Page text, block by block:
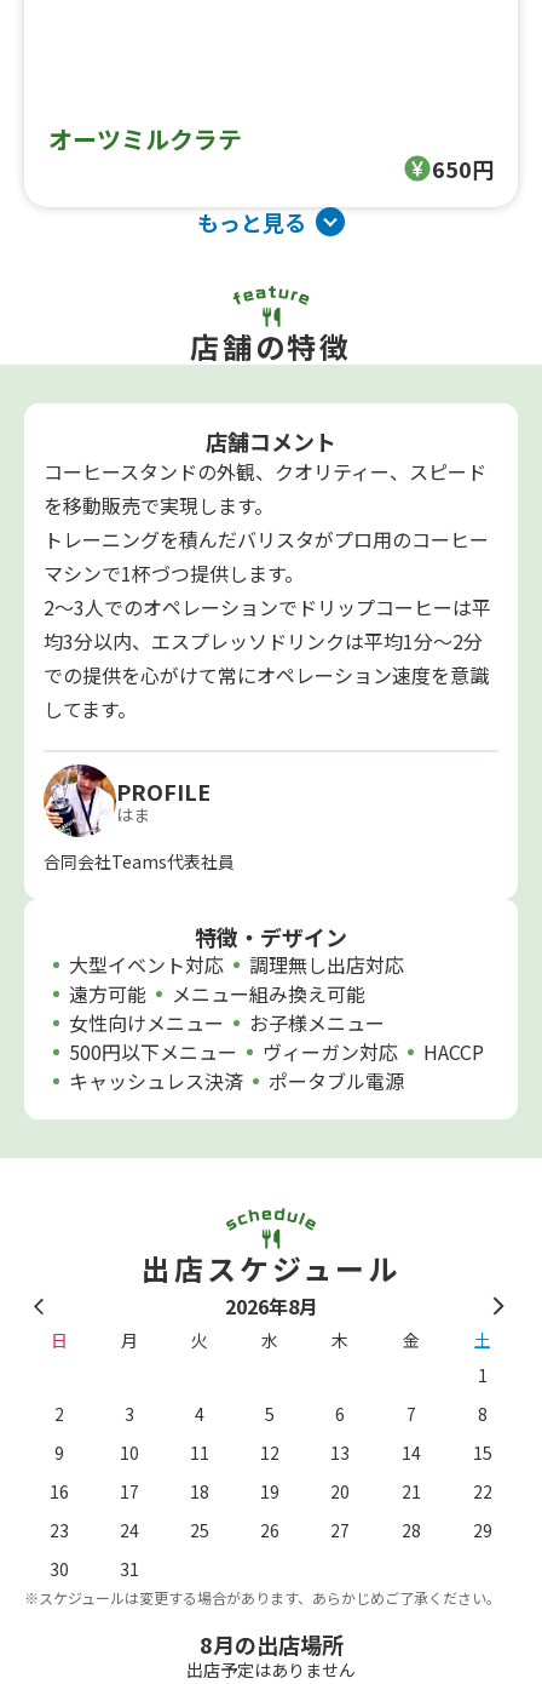
オーツミルクラテ
650円
もっと見る
店舗の特徴
店舗コメント
コーヒースタンドの外観、クオリティー、スピード
を移動販売で実現します。
トレーニングを積んだバリスタがプロ用のコーヒー
マシンで1杯づつ提供します。
2～3人でのオペレーションでドリップコーヒーは平
均3分以内、エスプレッソドリンクは平均1分～2分
での提供を心がけて常にオペレーション速度を意識
してます。
PROFILE
はま
合同会社Teams代表社員
特徴・デザイン
大型イベント対応
調理無し出店対応
遠方可能
メニュー組み換え可能
女性向けメニュー
お子様メニュー
500円以下メニュー
ヴィーガン対応
HACCP
キャッシュレス決済
ポータブル電源
出店スケジュール
2026年8月
日 月 火 水 木 金
土
1
2
3 4 5 6 7
8
9
10 11 12 13 14
15
16
17 18 19 20 21
22
23
24 25 26 27 28
29
30
31
※スケジュールは変更する場合があります、あらかじめご了承ください。
8月の出店場所
出店予定はありません